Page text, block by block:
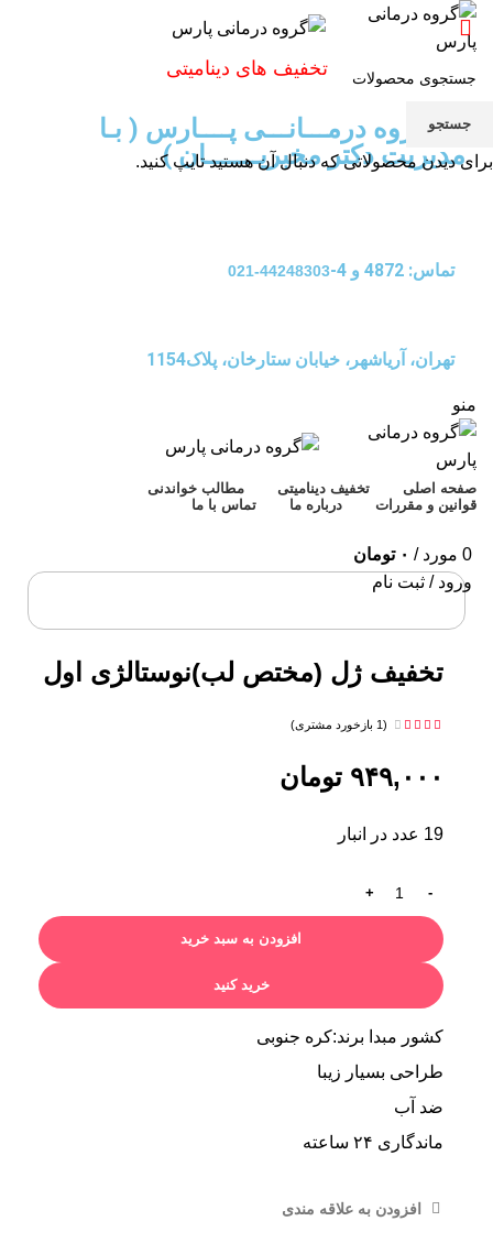
تخفیف های دینامیتی
گـــــروه درمـــانـــی پــــارس ( بـا
مدیریت دکتر مخبریـــــــان )
تماس: 4872 و 4- 44248303-021
تهران، آریاشهر، خیابان ستارخان، پلاک1154
منو
صفحه اصلی تخفیف دینامیتی
مطالب خواندنی
قوانین و مقررات
درباره ما تماس با ما
0 مورد / ۰ تومان
ورود / ثبت نام
برای بزرگنمایی کلیک کنید
تخفیف ژل (مختص لب)نوستالژی اول
(
1 بازخورد مشتری)
۹۴۹,۰۰۰ تومان
19 عدد در انبار
افزودن به سبد خرید
خرید کنید
کشور مبدا برند:کره جنوبی
طراحی بسیار زیبا
ضد آب
ماندگاری ۲۴ ساعته
افزودن به علاقه مندی
جستجو
برای دیدن محصولاتی که دنبال آن هستید تایپ کنید.